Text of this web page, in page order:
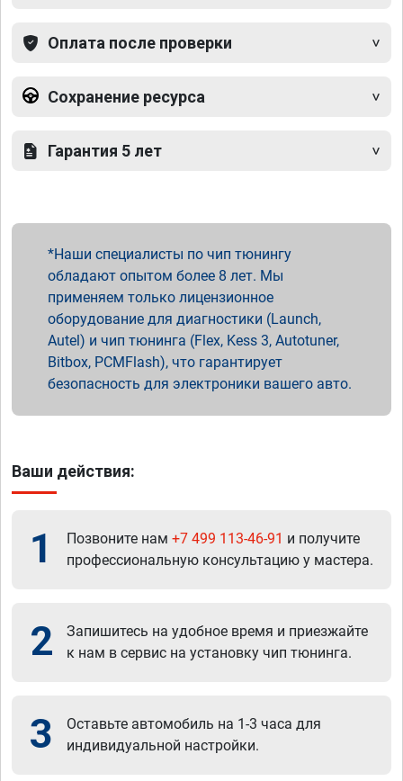
Оплата после проверки
Сохранение ресурса
Гарантия 5 лет
Наши специалисты по чип тюнингу
обладают опытом более 8 лет. Мы
применяем только лицензионное
оборудование для диагностики (Launch,
Autel) и чип тюнинга (Flex, Kess 3, Autotuner,
Bitbox, PCMFlash), что гарантирует
безопасность для электроники вашего авто.
Ваши действия:
1 Позвоните нам +7 499 113-46-91 и получите
профессиональную консультацию у мастера.
2
Запишитесь на удобное время и приезжайте
к нам в сервис на установку чип тюнинга.
3
Оставьте автомобиль на 1-3 часа для
индивидуальной настройки.